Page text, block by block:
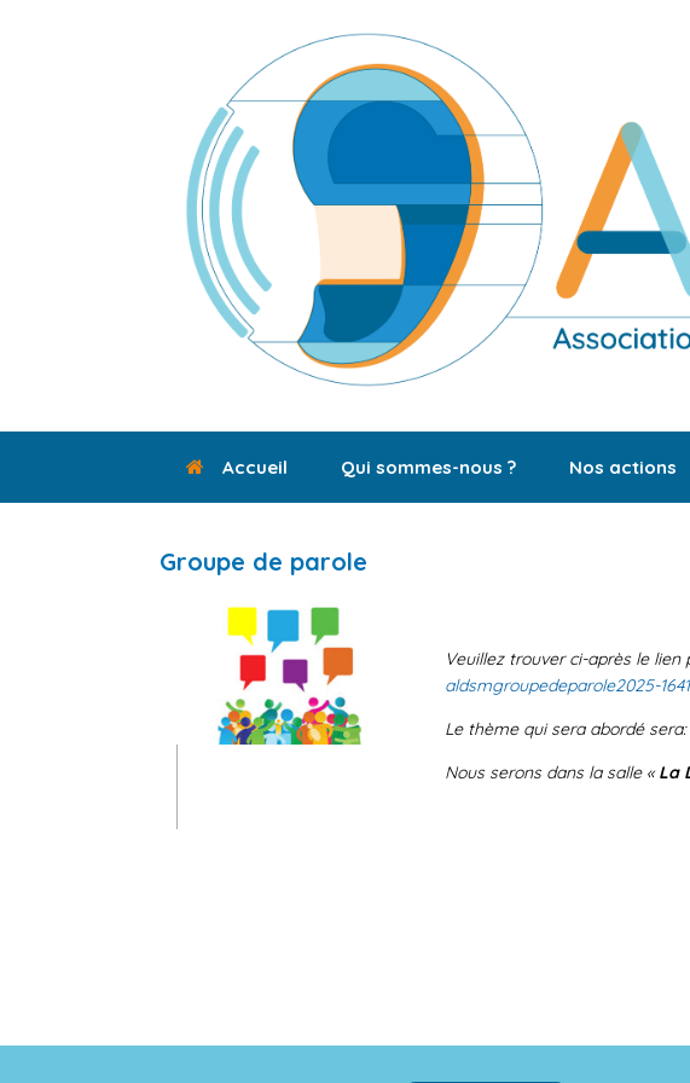
Accueil Qui sommes-nous ? Nos actions
Groupe de parole
Veuillez trouver ci-après le
aldsmgroupedeparole2025-
Le thème qui sera abordé sera:
Nous serons dans la salle «La